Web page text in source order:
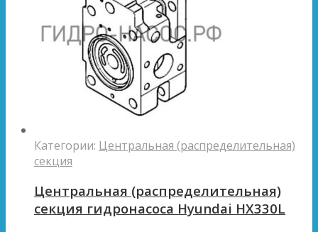
Категории: Центральная (распределительная)
секция
Центральная (распределительная)
секция гидронасоса Hyundai HX330L